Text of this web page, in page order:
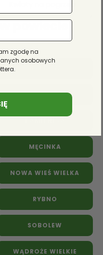
powiecie
DOBRZANY
MĘCINKA
NOWA WIEŚ WIELKA
RYBNO
SOBOLEW
WĄDROŻE WIELKIE
zgodę na
osobowych